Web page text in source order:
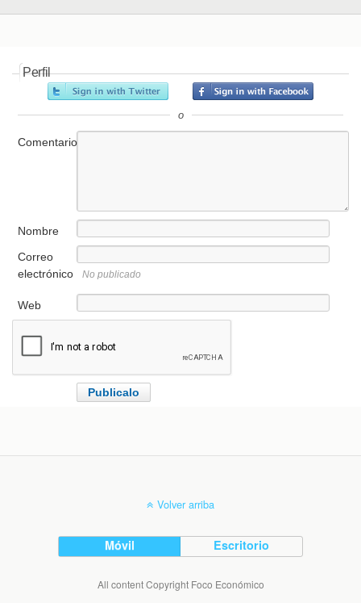
Perfil
o
Comentario
Nombre
Correo
electrónico
No publicado
Web
Volver arriba
Móvil Escritorio
All content Copyright Foco Económico